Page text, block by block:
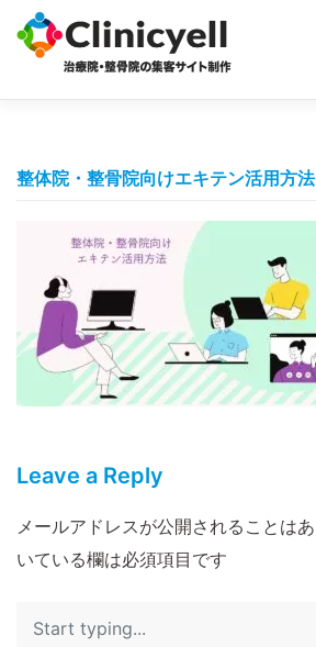
content
整体院・整骨院向けエキテン活用方法
Leave a Reply
メールアドレスが公開されることはあ
いている欄は必須項目です